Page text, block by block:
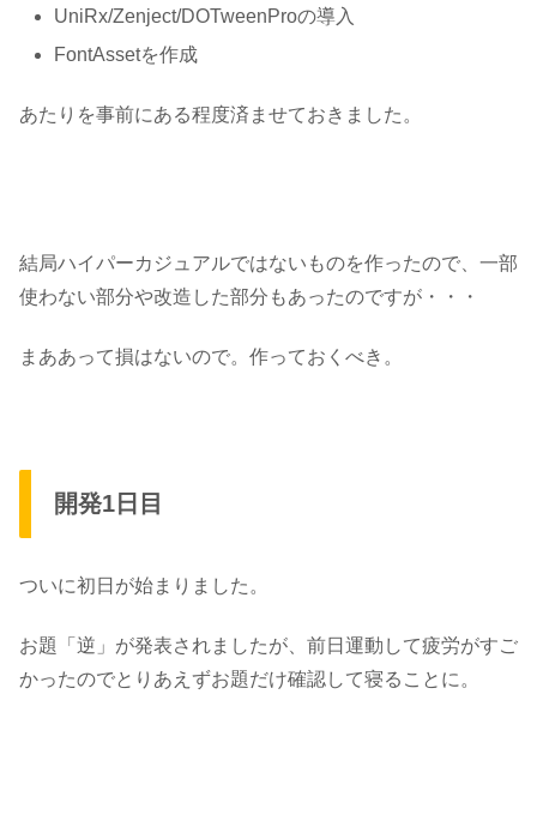
UniRx/Zenject/DOTweenProの導入
FontAssetを作成
あたりを事前にある程度済ませておきました。
結局ハイパーカジュアルではないものを作ったので、一部
使わない部分や改造した部分もあったのですが・・・
まああって損はないので。作っておくべき。
開発1日目
ついに初日が始まりました。
お題 「逆」 が発表されましたが、前日運動して疲労がすご
かったのでとりあえずお題だけ確認して寝ることに。